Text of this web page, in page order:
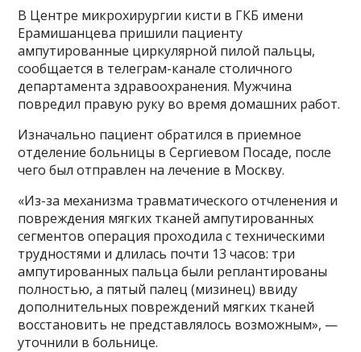
В Центре микрохирургии кисти в ГКБ имени
Ерамишанцева пришили пациенту
ампутированные циркулярной пилой пальцы,
сообщается в телеграм-канале столичного
департамента здравоохранения. Мужчина
повредил правую руку во время домашних работ.
Изначально пациент обратился в приемное
отделение больницы в Сергиевом Посаде, после
чего был отправлен на лечение в Москву.
«Из-за механизма травматического отчленения и
повреждения мягких тканей ампутированных
сегментов операция проходила с техническими
трудностями и длилась почти 13 часов: три
ампутированных пальца были реплантированы
полностью, а пятый палец (мизинец) ввиду
дополнительных повреждений мягких тканей
восстановить не представлялось возможным», —
уточнили в больнице.